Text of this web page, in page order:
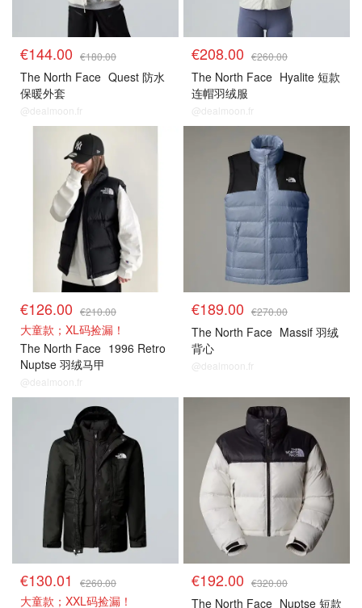
€144.00 €180.00
The North Face Quest 防水
保暖外套
@dealmoon.fr
€208.00 €260.00
The North Face Hyalite 短款
连帽羽绒服
@dealmoon.fr
€126.00 €210.00
大童款；XL码捡漏！
The North Face 1996 Retro
Nuptse 羽绒马甲
@dealmoon.fr
€189.00 €270.00
The North Face Massif 羽绒
背心
@dealmoon.fr
€130.01 €260.00
大童款；XXL码捡漏！
€192.00 €320.00
The North Face Nuptse 短款